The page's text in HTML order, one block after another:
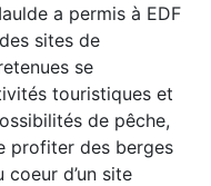
Vincent
à la présidence de
:Voir le document...
agentsse
pour
de
a permis à EDF
sites de
se
touristiques et
de pêche,
profiter des berges
coeur d’un site